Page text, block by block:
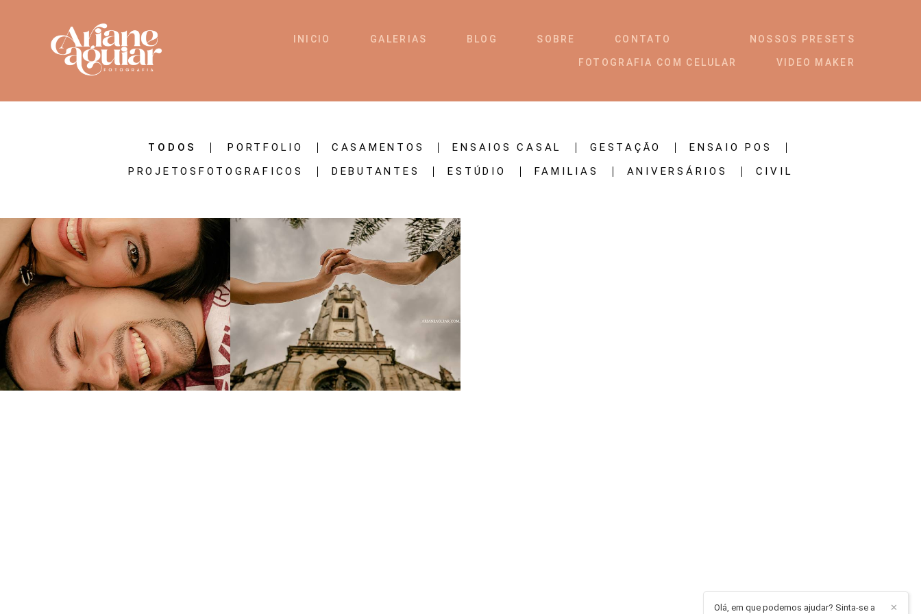
INICIO GALERIAS BLOG SOBRE CONTATO NOSSOS PRESETS
FOTOGRAFIA COM CELULAR VIDEO MAKER
TODOS PORTFOLIO CASAMENTOS ENSAIOS CASAL GESTAÇÃO
ENSAIO POS
PROJETOSFOTOGRAFICOS
DEBUTANTES ESTÚDIO FAMILIAS ANIVERSÁRIOS CIVIL
1755 72 1471 99
✕
Olá, em que podemos ajudar? Sinta-se a